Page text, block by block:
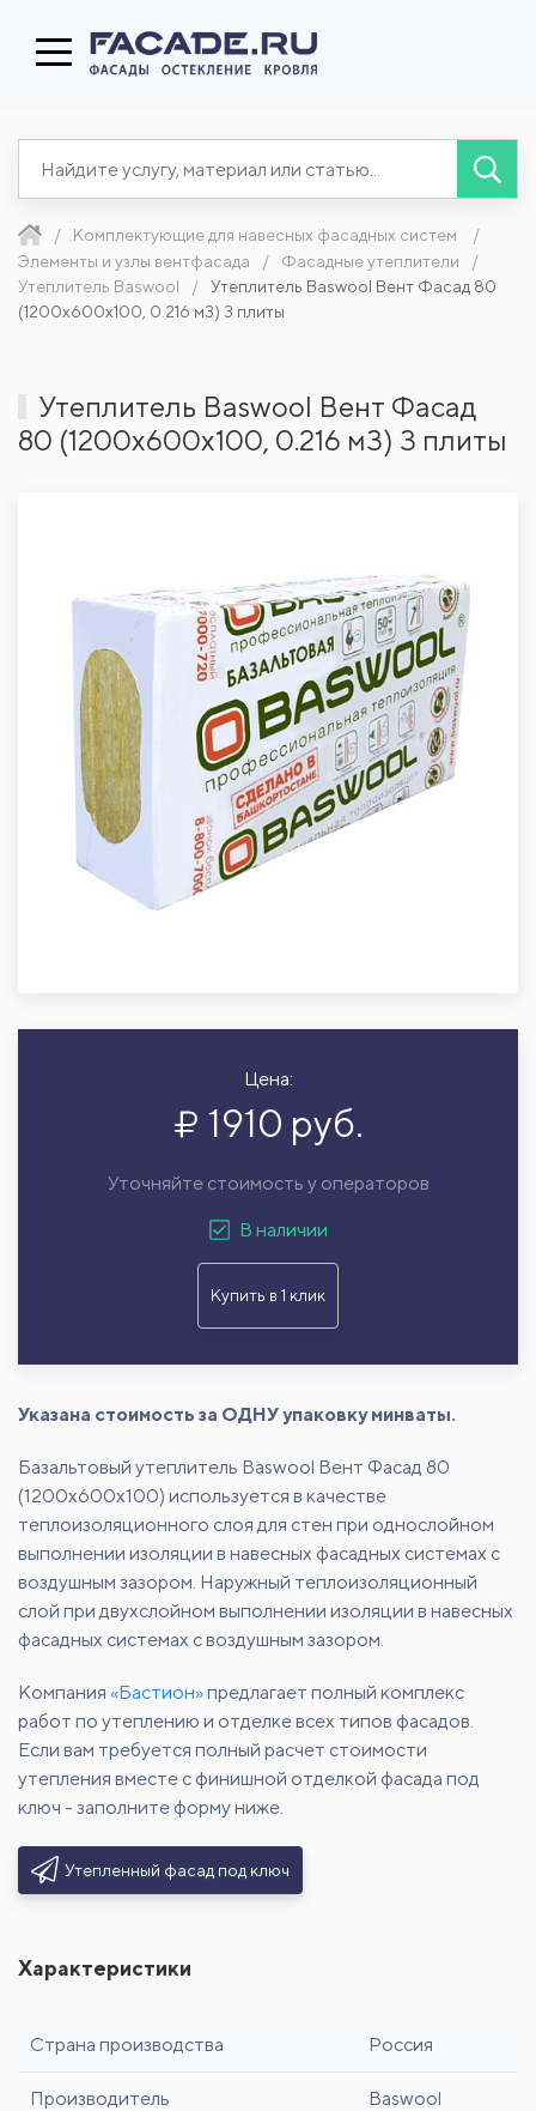
Комплектующие для навесных фасадных систем
Элементы и узлы вентфасада
Фасадные утеплители
Утеплитель Baswool
Утеплитель Baswool Вент Фасад 80
(1200x600x100, 0.216 м3) 3 плиты
Утеплитель Baswool Вент Фасад
80 (1200x600x100, 0.216 м3) 3 плиты
Цена:
1910 руб.
Уточняйте стоимость у операторов
В наличии
Купить в 1 клик
Указана стоимость за ОДНУ упаковку минваты.
Базальтовый утеплитель Baswool Вент Фасад 80
(1200x600x100) используется в качестве
теплоизоляционного слоя для стен при однослойном
выполнении изоляции в навесных фасадных системах с
воздушным зазором. Наружный теплоизоляционный
слой при двухслойном выполнении изоляции в навесных
фасадных системах с воздушным зазором.
Компания «Бастион»предлагает полный комплекс
работ по утеплению и отделке всех типов фасадов.
Если вам требуется полный расчет стоимости
утепления вместе с финишной отделкой фасада под
ключ - заполните форму ниже.
Утепленный фасад под ключ
Характеристики
Страна производства Россия
Производитель Baswool